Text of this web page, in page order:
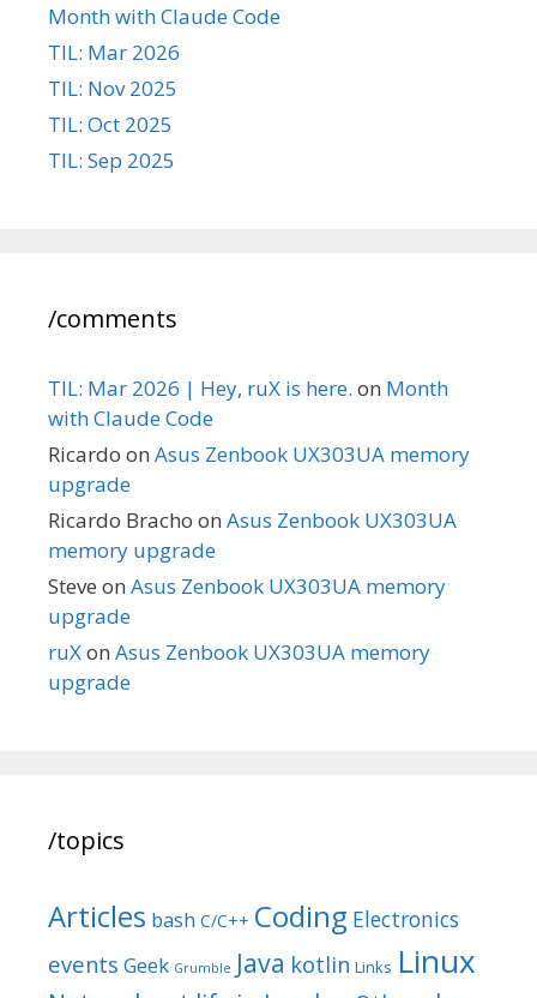
Month with Claude Code
TIL: Mar 2026
TIL: Nov 2025
TIL: Oct 2025
TIL: Sep 2025
/comments
TIL: Mar 2026 | Hey, ruX is here. on Month
with Claude Code
Ricardo on Asus Zenbook UX303UA memory
upgrade
Ricardo Bracho on Asus Zenbook UX303UA
memory upgrade
Steve on Asus Zenbook UX303UA memory
upgrade
ruXon Asus Zenbook UX303UA memory
upgrade
/topics
Articles bash C/C++ Coding Electronics
events Geek Grumble Java kotlin Links Linux